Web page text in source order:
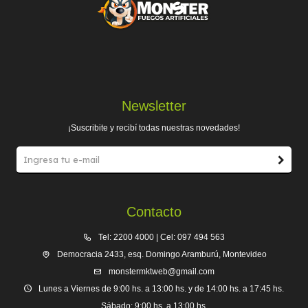
Contacto
Tel: 2200 4000 | Cel: 097 494 563
Democracia 2433, esq. Domingo Aramburú, Montevideo
monstermktweb@gmail.com
Lunes a Viernes de 9:00 hs. a 13:00 hs. y de 14:00 hs. a 17:45 hs.
Sábado: 9:00 hs. a 13:00 hs.
Newsletter
¡Suscribite y recibí todas nuestras novedades!